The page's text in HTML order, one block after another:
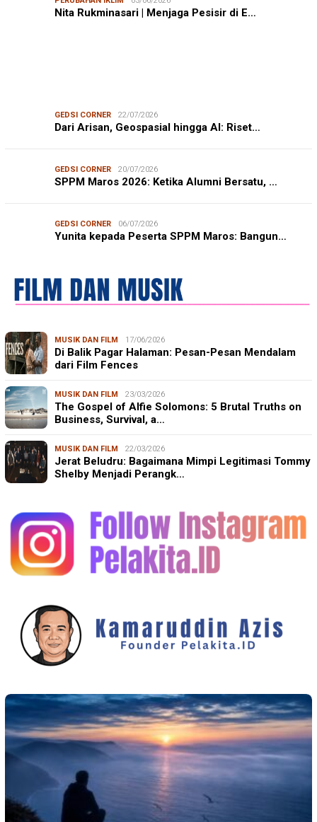
Nita Rukminasari | Menjaga Pesisir di E…
GEDSI CORNER 22/07/2026
Dari Arisan, Geospasial hingga AI: Riset…
GEDSI CORNER 20/07/2026
SPPM Maros 2026: Ketika Alumni Bersatu, …
GEDSI CORNER 06/07/2026
Yunita kepada Peserta SPPM Maros: Bangun…
MUSIK DAN FILM 17/06/2026
Di Balik Pagar Halaman: Pesan-Pesan Mendalam
dari Film Fences
MUSIK DAN FILM 23/03/2026
The Gospel of Alfie Solomons: 5 Brutal Truths on
Business, Survival, a…
MUSIK DAN FILM 22/03/2026
Jerat Beludru: Bagaimana Mimpi Legitimasi Tommy
Shelby Menjadi Perangk…